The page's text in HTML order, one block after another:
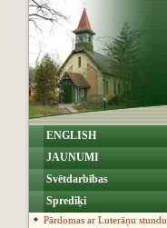
ENGLISH
JAUNUMI
Svētdarbības
Sprediķi
Pārdomas ar Luterāņu stundu